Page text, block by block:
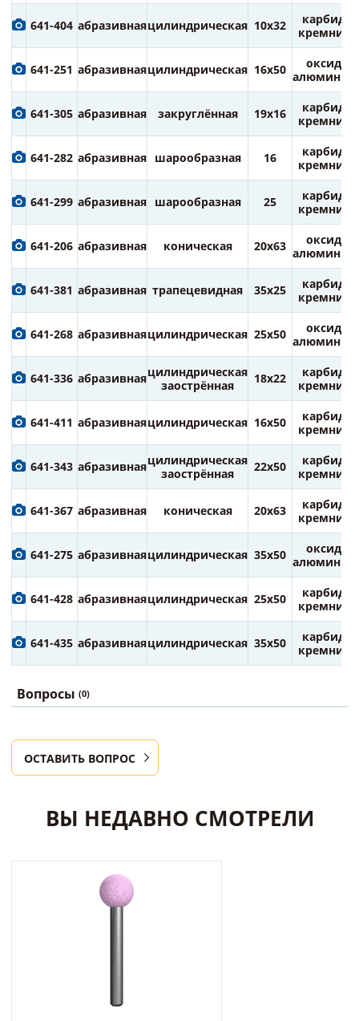
641-404 абразивнаяцилиндрическая 10х32
карбид
кремния
641-251 абразивнаяцилиндрическая 16х50
оксид
алюминия
641-305 абразивная закруглённая 19х16
карбид
кремния
641-282 абразивная шарообразная 16
карбид
кремния
641-299 абразивная шарообразная 25
карбид
кремния
641-206 абразивная коническая 20х63
оксид
алюминия
641-381 абразивная трапецевидная 35х25
карбид
кремния
641-268 абразивнаяцилиндрическая 25х50
оксид
алюминия
641-336 абразивнаяцилиндрическая
заострённая
18х22
карбид
кремния
641-411 абразивнаяцилиндрическая 16х50
карбид
кремния
641-343 абразивнаяцилиндрическая
заострённая
22х50
карбид
кремния
641-367 абразивная коническая 20х63
карбид
кремния
641-275 абразивнаяцилиндрическая 35х50
оксид
алюминия
641-428 абразивнаяцилиндрическая 25х50
карбид
кремния
641-435 абразивнаяцилиндрическая 35х50
карбид
кремния
Вопросы (0)
ОСТАВИТЬ ВОПРОС
ВЫ НЕДАВНО СМОТРЕЛИ